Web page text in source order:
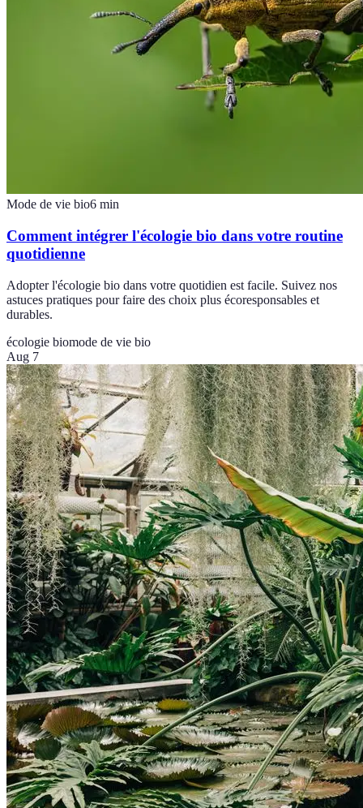
Mode de vie bio6 min
Comment intégrer l'écologie bio dans votre routine
quotidienne
Adopter l'écologie bio dans votre quotidien est facile. Suivez nos
astuces pratiques pour faire des choix plus écoresponsables et
durables.
écologie biomode de vie bio
Aug 7